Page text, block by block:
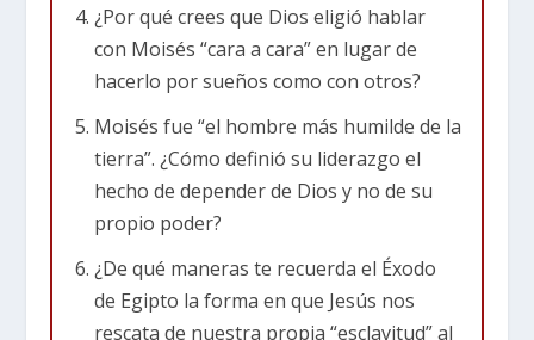
palacio. Esta crianza única le dio a Moisés la
mejor educación de Egipto, aunque nunca olvidó
sus raíces hebreas.
Con el tiempo, la vida de Moisés dio un giro
drástico cuando vio a un egipcio golpeando a un
hebreo. En un impulso de ira, Moisés mató al
egipcio y huyó para salvar su vida. Llegó a la
tierra de Madián, lejos de los lujos del palacio.
Durante los siguientes cuarenta años, el
¿Por qué crees que Dios eligió hablar
con Moisés “cara a cara” en lugar de
hacerlo por sueños como con otros?
Moisés fue “el hombre más humilde de la
tierra”. ¿Cómo definió su liderazgo el
hecho de depender de Dios y no de su
propio poder?
¿De qué maneras te recuerda el Éxodo
de Egipto la forma en que Jesús nos
rescata de nuestra propia “esclavitud” al